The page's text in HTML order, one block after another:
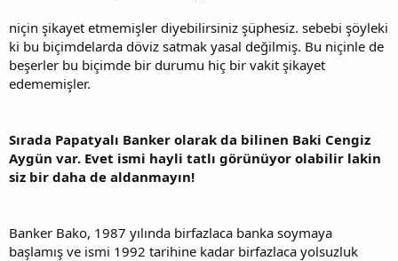
niçin şikayet etmemişler diyebilirsiniz şüphesiz. sebebi şöyleki
ki bu biçimdelarda döviz satmak yasal değilmiş. Bu niçinle de
beşerler bu biçimde bir durumu hiç bir vakit şikayet
edememişler.
Sırada Papatyalı Banker olarak da bilinen Baki Cengiz
Aygün var. Evet ismi hayli tatlı görünüyor olabilir lakin
siz bir daha de aldanmayın!
Banker Bako, 1987 yılında birfazlaca banka soymaya
başlamış ve ismi 1992 tarihine kadar birfazlaca yolsuzluk